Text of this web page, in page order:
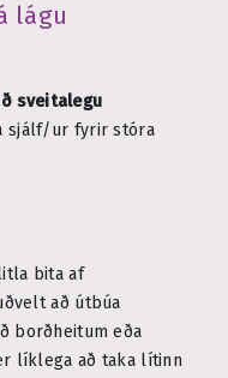
lágu
sveitalegu
sjálf/ur fyrir stóra
bita af
að útbúa
borðheitum eða
líklega að taka lítinn